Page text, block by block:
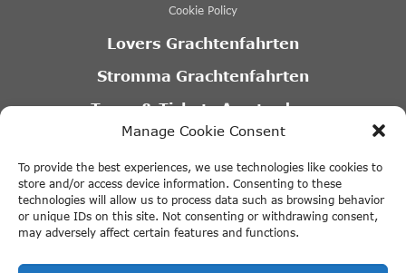
Manage Cookie Consent
To provide the best experiences, we use technologies like cookies to
store and/or access device information. Consenting to these
technologies will allow us to process data such as browsing behavior
or unique IDs on this site. Not consenting or withdrawing consent,
may adversely affect certain features and functions.
Cookie Policy
Lovers Grachtenfahrten
Stromma Grachtenfahrten
Tours & Tickets Amsterdam
Canal Motorboats
Eco Boats Amsterdam
A’DAM VR Game Park
Partner